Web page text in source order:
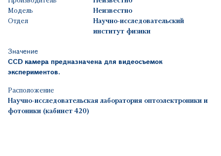
Модель
Неизвестно
Отдел
Научно-исследовательский
институт физики
Значение
CCD камера предназначена для видеосъемок
экспериментов.
Расположение
Научно-исследовательская лаборатория оптоэлектроники и
фотоники (кабинет 420)